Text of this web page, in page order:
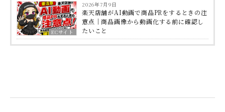
ECサイト
2026年7月9日
楽天店舗がAI動画で商品PRをするときの注
意点｜商品画像から動画化する前に確認し
たいこと